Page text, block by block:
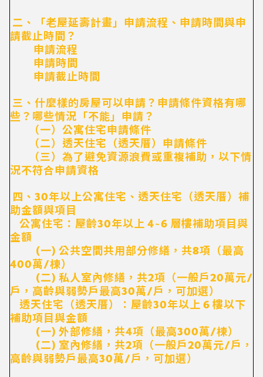
二、「老屋延壽計畫」申請流程、申請時間與申
請截止時間？
申請流程
申請時間
申請截止時間
三、什麼樣的房屋可以申請？申請條件資格有哪
些？哪些情況「不能」申請？
（一）公寓住宅申請條件
（二）透天住宅（透天厝）申請條件
（三）為了避免資源浪費或重複補助，以下情
況不符合申請資格
四、30年以上公寓住宅、透天住宅（透天厝）補
助金額與項目
公寓住宅：屋齡30年以上 4~6 層樓補助項目與
金額
(一) 公共空間共用部分修繕，共8項（最高
400萬/棟）
(二) 私人室內修繕，共2項（一般戶20萬元/
戶，高齡與弱勢戶最高30萬/戶，可加選）
透天住宅（透天厝）：屋齡30年以上 6 樓以下
補助項目與金額
(一) 外部修繕，共4項（最高300萬/棟）
(二) 室內修繕，共2項（一般戶20萬元/戶，
高齡與弱勢戶最高30萬/戶，可加選）